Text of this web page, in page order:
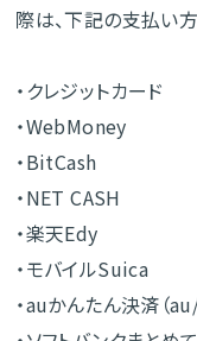
際は、下記の支払い
・クレジットカード
・WebMoney
・BitCash
・NET CASH
・楽天Edy
・モバイルSuica
・auかんたん決済